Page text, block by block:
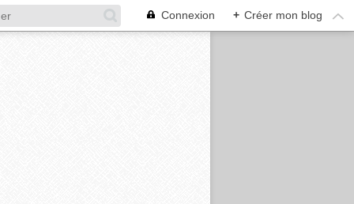
Connexion + Créer mon blog